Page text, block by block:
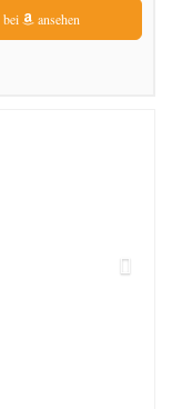
bei ansehen